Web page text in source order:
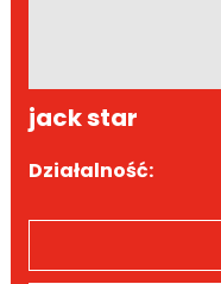
jack star
Działalność: